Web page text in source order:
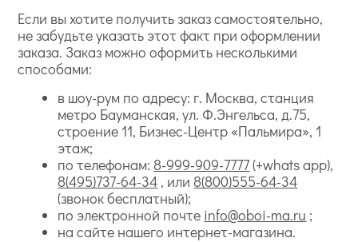
Если вы хотите получить заказ самостоятельно,
не забудьте указать этот факт при оформлении
заказа. Заказ можно оформить несколькими
способами:
в шоу-рум по адресу: г. Москва, станция
метро Бауманская, ул. Ф.Энгельса, д.75,
строение 11, Бизнес-Центр «Пальмира», 1
этаж;
по телефонам: 8-999-909-7777(+whats app),
8(495)737-64-34 , или 8(800)555-64-34
(звонок бесплатный);
по электронной почте info@oboi-ma.ru ;
на сайте нашего интернет-магазина.